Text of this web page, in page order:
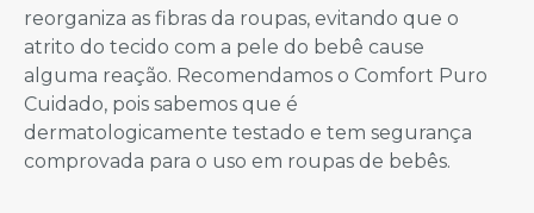
reorganiza as fibras da roupas, evitando que o
atrito do tecido com a pele do bebê cause
alguma reação. Recomendamos o Comfort Puro
Cuidado, pois sabemos que é
dermatologicamente testado e tem segurança
comprovada para o uso em roupas de bebês.